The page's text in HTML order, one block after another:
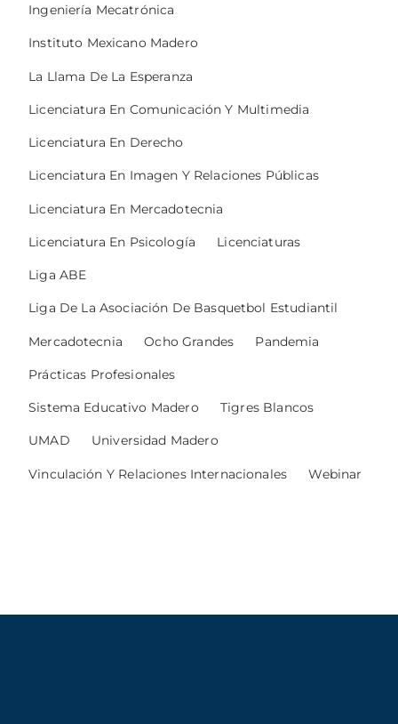
Ingeniería Mecatrónica
Instituto Mexicano Madero
La Llama De La Esperanza
Licenciatura En Comunicación Y Multimedia
Licenciatura En Derecho
Licenciatura En Imagen Y Relaciones Públicas
Licenciatura En Mercadotecnia
Licenciatura En Psicología Licenciaturas
Liga ABE
Liga De La Asociación De Basquetbol Estudiantil
Mercadotecnia Ocho Grandes Pandemia
Prácticas Profesionales
Sistema Educativo Madero Tigres Blancos
UMAD Universidad Madero
Vinculación Y Relaciones Internacionales Webinar